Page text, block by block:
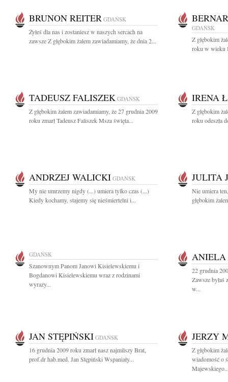
BRUNON REITER GDAŃSK
Żyłeś dla nas i zostaniesz w naszych sercach na
zawsze Z głębokim żalem zawiadamiamy, że dnia 2...
GDAŃSK
Z głębokim
roku w wieku
TADEUSZ FALISZEK GDAŃSK
Z głębokim żalem zawiadamiamy, że 27 grudnia 2009
roku zmarł Tadeusz Faliszek Msza święta...
IRENA
Z głębokim
roku odeszła
ANDRZEJ WALICKI GDAŃSK
My nie umrzemy nigdy (...) umiera tylko czas (...)
Kiedy kochamy, stajemy się nieśmiertelni i...
JULITA
Nie umiera
głębokim
GDAŃSK
Szanownym Panom Janowi Kisielewskiemu i
Bogdanowi Kisielewskiemu wraz z rodzinami
wyrazy...
22 grudnia
Zawsze
w...
JAN STĘPIŃSKI GDAŃSK
16 grudnia 2009 roku zmarł nasz najmilszy Brat,
prof.dr hab.med. Jan Stępiński Wspaniały...
JERZY
Z głębokim
wiadomość o